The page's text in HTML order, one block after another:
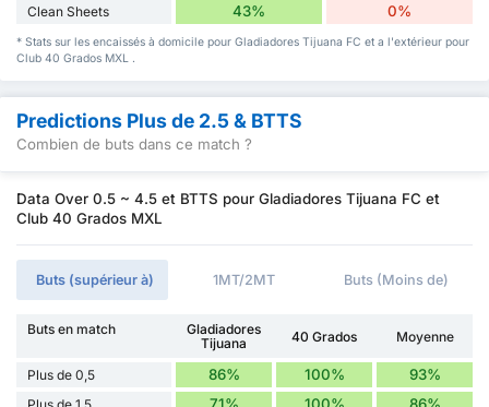
Clean Sheets 43% 0%
* Stats sur les encaissés à domicile pour Gladiadores Tijuana FC et a l'extérieur pour
Club 40 Grados MXL .
Predictions Plus de 2.5 & BTTS
Combien de buts dans ce match ?
Data Over 0.5 ~ 4.5 et BTTS pour Gladiadores Tijuana FC et
Club 40 Grados MXL
Buts (supérieur à) 1MT/2MT Buts (Moins de)
Buts en match
Gladiadores
Tijuana
40 Grados Moyenne
Plus de 0,5 86% 100% 93%